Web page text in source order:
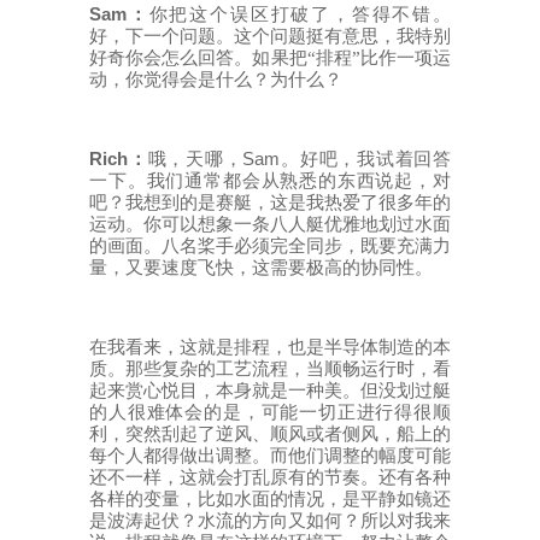
Sam ： 你把这个误区打破了，答得不错。
好，下一个问题。这个问题挺有意思，我特别
好奇你会怎么回答。如果把“排程”比作一项运
动，你觉得会是什么？为什么？
Rich ： 哦，天哪， Sam 。好吧，我试着回答
一下。我们通常都会从熟悉的东西说起，对
吧？我想到的是赛艇，这是我热爱了很多年的
运动。你可以想象一条八人艇优雅地划过水面
的画面。八名桨手必须完全同步，既要充满力
量，又要速度飞快，这需要极高的协同性。
在我看来，这就是排程，也是半导体制造的本
质。那些复杂的工艺流程，当顺畅运行时，看
起来赏心悦目，本身就是一种美。但没划过艇
的人很难体会的是，可能一切正进行得很顺
利，突然刮起了逆风、顺风或者侧风，船上的
每个人都得做出调整。而他们调整的幅度可能
还不一样，这就会打乱原有的节奏。还有各种
各样的变量，比如水面的情况，是平静如镜还
是波涛起伏？水流的方向又如何？所以对我来